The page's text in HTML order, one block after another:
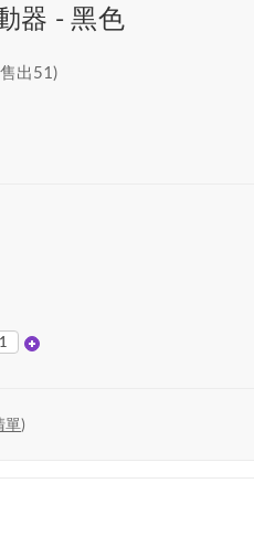
器 - 黑色
出51)
單)